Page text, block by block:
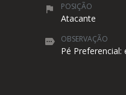
POSIÇÃO
Atacante
OBSERVAÇÃO
Pé Preferencial: